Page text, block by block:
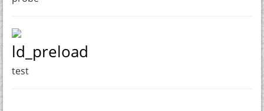
ld_preload
test